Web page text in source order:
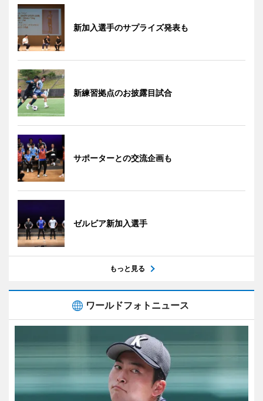
新加入選手のサプライズ発表も
新練習拠点のお披露目試合
サポーターとの交流企画も
ゼルビア新加入選手
もっと見る
ワールドフォトニュース